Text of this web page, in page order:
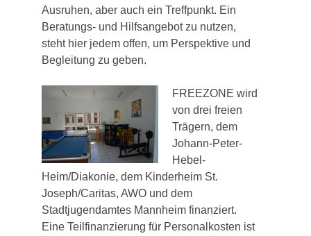
Ausruhen, aber auch ein Treffpunkt. Ein
Beratungs- und Hilfsangebot zu nutzen,
steht hier jedem offen, um Perspektive und
Begleitung zu geben.
FREEZONE wird
von drei freien
Trägern, dem
Johann-Peter-
Hebel-
Heim/Diakonie, dem Kinderheim St.
Joseph/Caritas, AWO und dem
Stadtjugendamtes Mannheim finanziert.
Eine Teilfinanzierung für Personalkosten ist